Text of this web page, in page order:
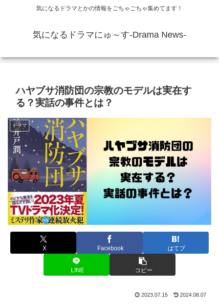
気になるドラマとかの情報をごちゃごちゃ集めてます！
気になるドラマにゅ～す-Drama News-
ハヤブサ消防団の宗教のモデルは実在す
る？実話の事件とは？
ドラマ
X Facebook はてブ
LINE コピー
2023.07.15 2024.08.07